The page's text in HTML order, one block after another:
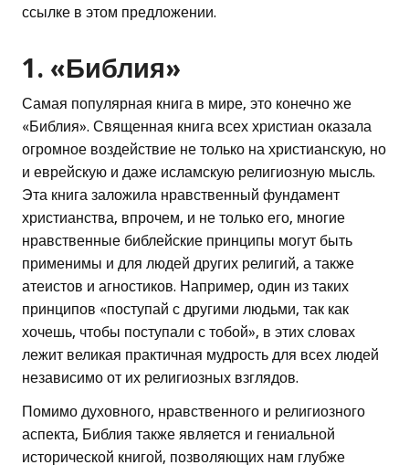
ссылке в этом предложении.
1. «Библия»
Самая популярная книга в мире, это конечно же
«Библия». Священная книга всех христиан оказала
огромное воздействие не только на христианскую, но
и еврейскую и даже исламскую религиозную мысль.
Эта книга заложила нравственный фундамент
христианства, впрочем, и не только его, многие
нравственные библейские принципы могут быть
применимы и для людей других религий, а также
атеистов и агностиков. Например, один из таких
принципов «поступай с другими людьми, так как
хочешь, чтобы поступали с тобой», в этих словах
лежит великая практичная мудрость для всех людей
независимо от их религиозных взглядов.
Помимо духовного, нравственного и религиозного
аспекта, Библия также является и гениальной
исторической книгой, позволяющих нам глубже